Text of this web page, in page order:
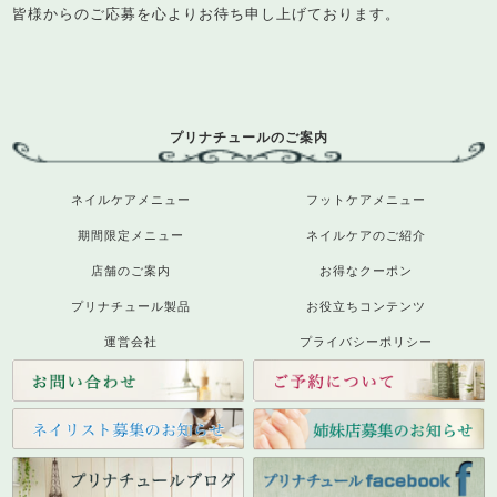
皆様からのご応募を心よりお待ち申し上げております。
プリナチュールのご案内
ネイルケアメニュー フットケアメニュー
期間限定メニュー ネイルケアのご紹介
店舗のご案内 お得なクーポン
プリナチュール製品 お役立ちコンテンツ
運営会社 プライバシーポリシー